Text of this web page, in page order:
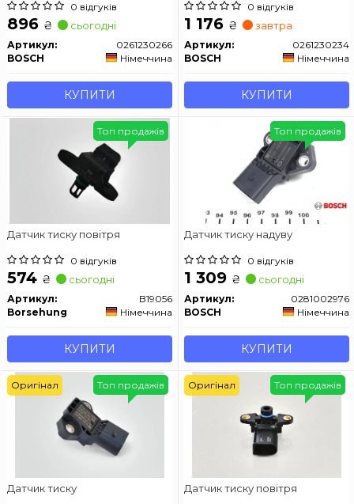
Beetle / Caddy / Polo / Golf /
Passat 07 -
0 відгуків
896 ₴ сьогодні
Артикул:
0261230266
BOSCH
Німеччина
КУПИТИ
0 відгуків
1 176 ₴ завтра
Артикул:
0261230234
BOSCH
Німеччина
КУПИТИ
Датчик тиску повітря
0 відгуків
574 ₴ сьогодні
Артикул:
B19056
Borsehung
Німеччина
КУПИТИ
Топ продажів
Датчик тиску надуву
0 відгуків
1 309 ₴ сьогодні
Артикул:
0281002976
BOSCH
Німеччина
КУПИТИ
Топ продажів
Датчик тиску
Топ продажів
Оригінал
Датчик тиску повітря
Топ продажів
Оригінал